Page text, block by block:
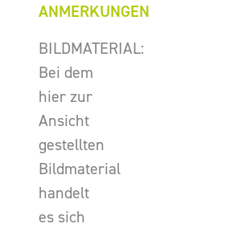
ANMERKUNGEN
BILDMATERIAL:
Bei dem
hier zur
Ansicht
gestellten
Bildmaterial
handelt
es sich